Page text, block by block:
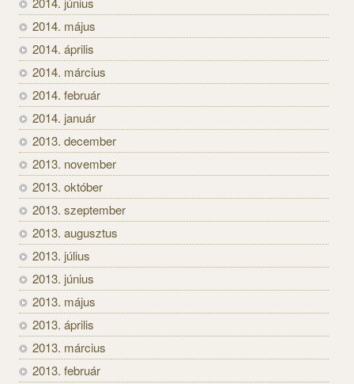
2014. május
2014. április
2014. március
2014. február
2014. január
2013. december
2013. november
2013. október
2013. szeptember
2013. augusztus
2013. július
2013. június
2013. május
2013. április
2013. március
2013. február